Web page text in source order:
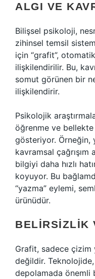
ALGI VE
Bilişsel psikoloji,
zihinsel temsil
için “grafit”,
ilişkilendirilir. Bu,
somut görünen bir
ilişkilendirir.
Psikolojik
öğrenme ve bellekte
gösteriyor. Örneğin,
kavramsal çağrışım
bilgiyi daha hızlı
koyuyor. Bu
“yazma” eylemi,
ürünüdür.
BELIRSIZLIK
Grafit, sadece çizim
değildir.
depolamada önemli